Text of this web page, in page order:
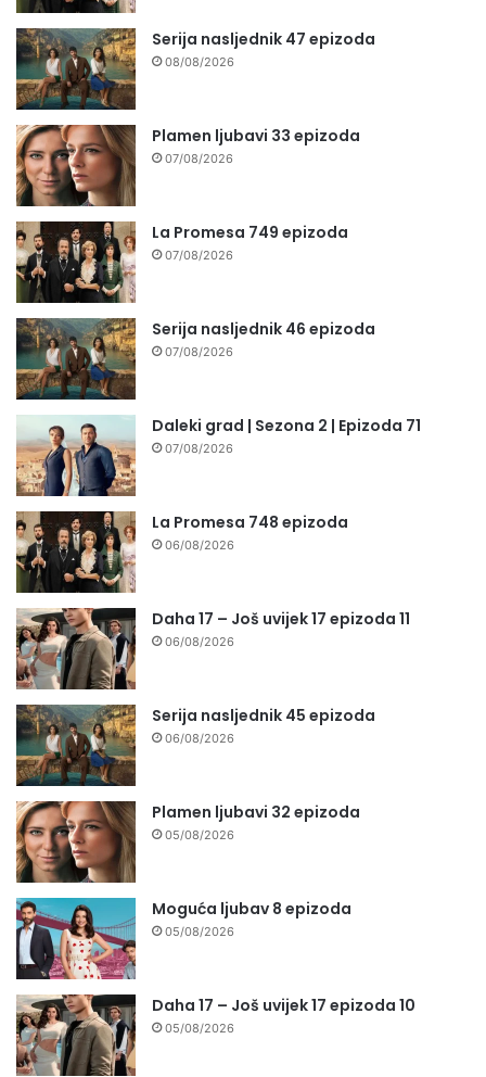
Serija nasljednik 47 epizoda
08/08/2026
Plamen ljubavi 33 epizoda
07/08/2026
La Promesa 749 epizoda
07/08/2026
Serija nasljednik 46 epizoda
07/08/2026
Daleki grad | Sezona 2 | Epizoda 71
07/08/2026
La Promesa 748 epizoda
06/08/2026
Daha 17 – Još uvijek 17 epizoda 11
06/08/2026
Serija nasljednik 45 epizoda
06/08/2026
Plamen ljubavi 32 epizoda
05/08/2026
Moguća ljubav 8 epizoda
05/08/2026
Daha 17 – Još uvijek 17 epizoda 10
05/08/2026